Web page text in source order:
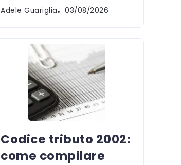
Adele Guariglia 03/08/2026
Codice tributo 2002:
come compilare